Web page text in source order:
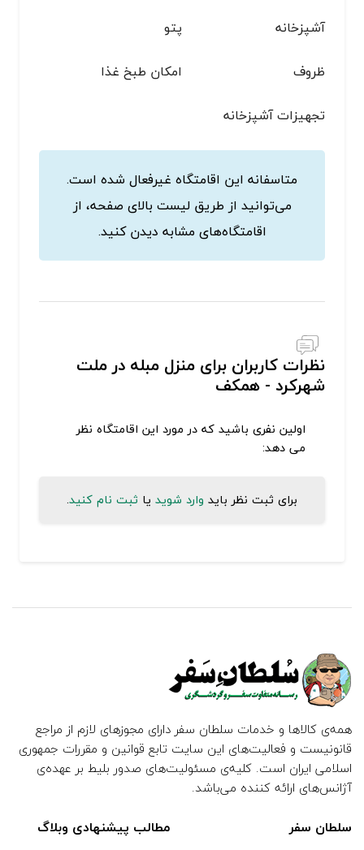
آشپزخانه
پتو
ظروف
امکان طبخ غذا
تجهیزات آشپزخانه
متاسفانه این اقامتگاه غیرفعال شده است.
می‌توانید از طریق لیست بالای صفحه، از
اقامتگاه‌های مشابه دیدن کنید.
نظرات کاربران برای منزل مبله در ملت
شهرکرد - همکف
اولین نفری باشید که در مورد این اقامتگاه نظر
می دهد:
برای ثبت نظر باید وارد شوید یا ثبت نام کنید.
همه‌ی کالاها و خدمات سلطان سفر دارای مجوزهای لازم از مراجع
قانونیست و فعالیت‌های این سایت تابع قوانین و مقررات جمهوری
اسلامی ایران است. کلیه‌ی مسئولیت‌های صدور بلیط بر عهده‌ی
آژانس‌های ارائه کننده می‌باشد.
سلطان سفر مطالب پیشنهادی وبلاگ